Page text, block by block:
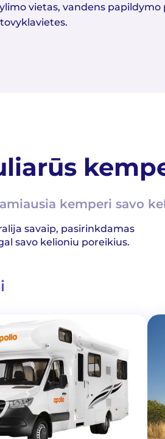
vietas, vandens papildymo
kemperi savo
savaip, pasirinkdamas
savo kelioniu poreikius.